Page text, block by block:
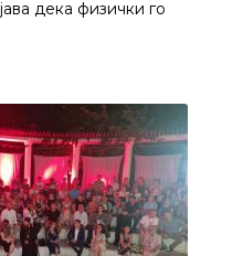
дека физички го